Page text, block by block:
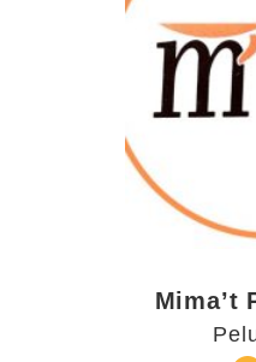
Mima’t